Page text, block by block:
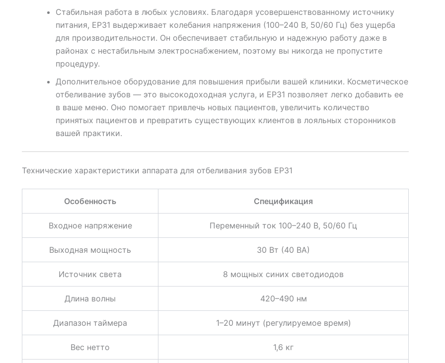
Стабильная работа в любых условиях. Благодаря усовершенствованному источнику
питания, EP31 выдерживает колебания напряжения (100–240 В, 50/60 Гц) без ущерба
для производительности. Он обеспечивает стабильную и надежную работу даже в
районах с нестабильным электроснабжением, поэтому вы никогда не пропустите
процедуру.
Дополнительное оборудование для повышения прибыли вашей клиники. Косметическое
отбеливание зубов — это высокодоходная услуга, и EP31 позволяет легко добавить ее
в ваше меню. Оно помогает привлечь новых пациентов, увеличить количество
принятых пациентов и превратить существующих клиентов в лояльных сторонников
вашей практики.
Технические характеристики аппарата для отбеливания зубов EP31
Особенность Спецификация
Входное напряжение Переменный ток 100–240 В, 50/60 Гц
Выходная мощность 30 Вт (40 ВА)
Источник света 8 мощных синих светодиодов
Длина волны 420–490 нм
Диапазон таймера 1–20 минут (регулируемое время)
Вес нетто 1,6 кг